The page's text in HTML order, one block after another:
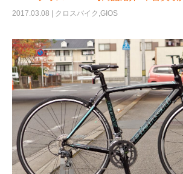
2017.03.08 | クロスバイク ,GIOS